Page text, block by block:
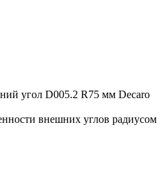
угол D005.2 R75 мм Decaro
внешних углов радиусом